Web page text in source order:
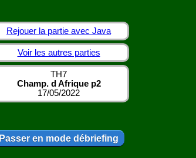
Rejouer la partie avec Java
Voir les autres parties
TH7
Champ. d Afrique p2
17/05/2022
Passer en mode débriefing